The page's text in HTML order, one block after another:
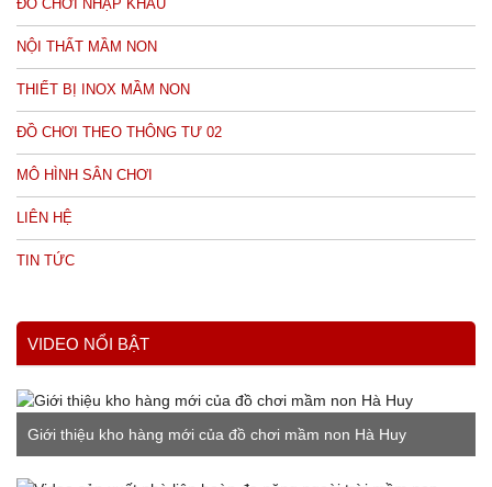
ĐỒ CHƠI NHẬP KHẨU
NỘI THẤT MẦM NON
THIẾT BỊ INOX MẦM NON
ĐỒ CHƠI THEO THÔNG TƯ 02
MÔ HÌNH SÂN CHƠI
LIÊN HỆ
TIN TỨC
VIDEO NỔI BẬT
Giới thiệu kho hàng mới của đồ chơi mầm non Hà Huy